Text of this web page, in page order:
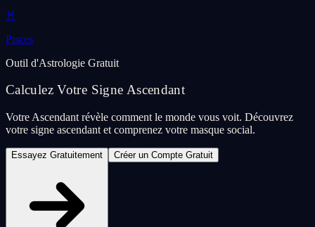
♓
Pisces
Outil d'Astrologie Gratuit
Calculez Votre Signe Ascendant
Votre Ascendant révèle comment le monde vous voit. Découvrez
votre signe ascendant et comprenez votre masque social.
Essayez Gratuitement Créer un Compte Gratuit